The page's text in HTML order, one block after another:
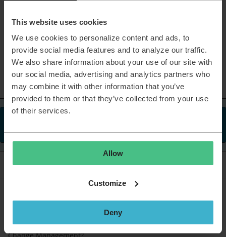
This website uses cookies
We use cookies to personalize content and ads, to
provide social media features and to analyze our traffic.
We also share information about your use of our site with
our social media, advertising and analytics partners who
may combine it with other information that you’ve
provided to them or that they’ve collected from your use
of their services.
Allow
Customize
Deny
Change Management Action Management
4 replies Oldest first
Heeft de operator (gebruiker) die je invult bij canceledById
wel de juiste rol of rechten binnen de TOPdesk‑module